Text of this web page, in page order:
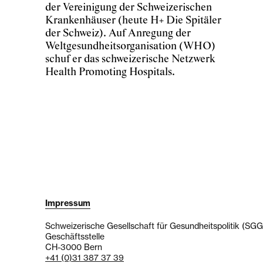
der Vereinigung der Schweizerischen
Krankenhäuser (heute H+ Die Spitäler
der Schweiz). Auf Anregung der
Weltgesundheitsorganisation (WHO)
schuf er das schweizerische Netzwerk
Health Promoting Hospitals.
Impressum
Schweizerische Gesellschaft für Gesundheitspolitik
Geschäftsstelle
CH-3000 Bern
+41 (0)31 387 37 39